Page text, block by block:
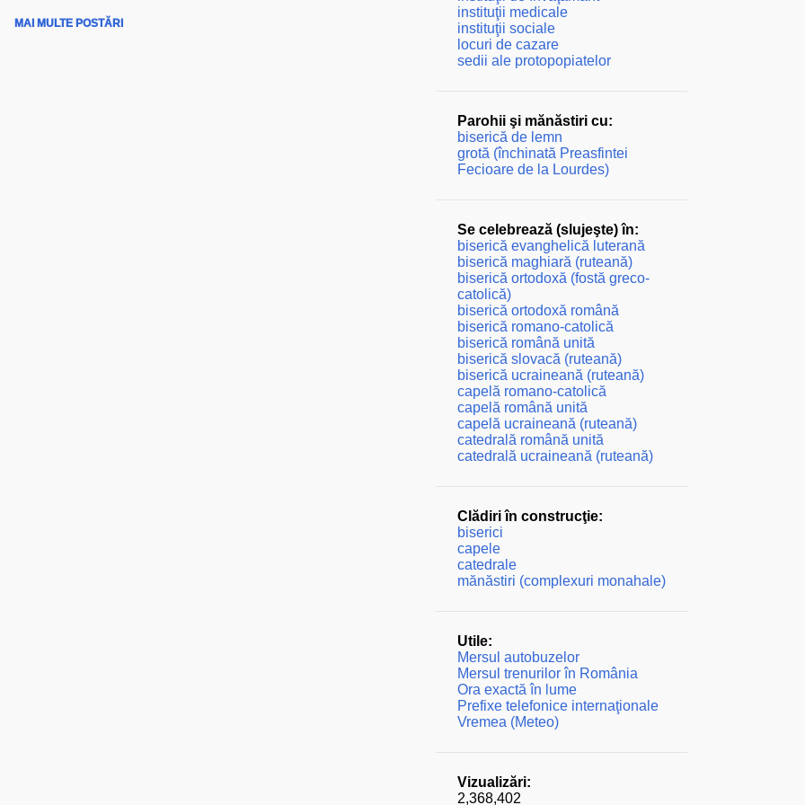
MAI MULTE POSTĂRI
instituţii medicale
instituţii sociale
locuri de cazare
sedii ale protopopiatelor
Parohii şi mănăstiri cu:
biserică de lemn
grotă (închinată Preasfintei
Fecioare de la Lourdes)
Se celebrează (slujeşte) în:
biserică evanghelică luterană
biserică maghiară (ruteană)
biserică ortodoxă (fostă greco-
catolică)
biserică ortodoxă română
biserică romano-catolică
biserică română unită
biserică slovacă (ruteană)
biserică ucraineană (ruteană)
capelă romano-catolică
capelă română unită
capelă ucraineană (ruteană)
catedrală română unită
catedrală ucraineană (ruteană)
Clădiri în construcţie:
biserici
capele
catedrale
mănăstiri (complexuri monahale)
Utile:
Mersul autobuzelor
Mersul trenurilor în România
Ora exactă în lume
Prefixe telefonice internaţionale
Vremea (Meteo)
Vizualizări:
2,368,402